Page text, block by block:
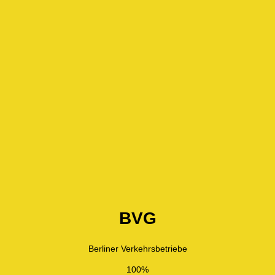
BVG
Berliner Verkehrsbetriebe
100%